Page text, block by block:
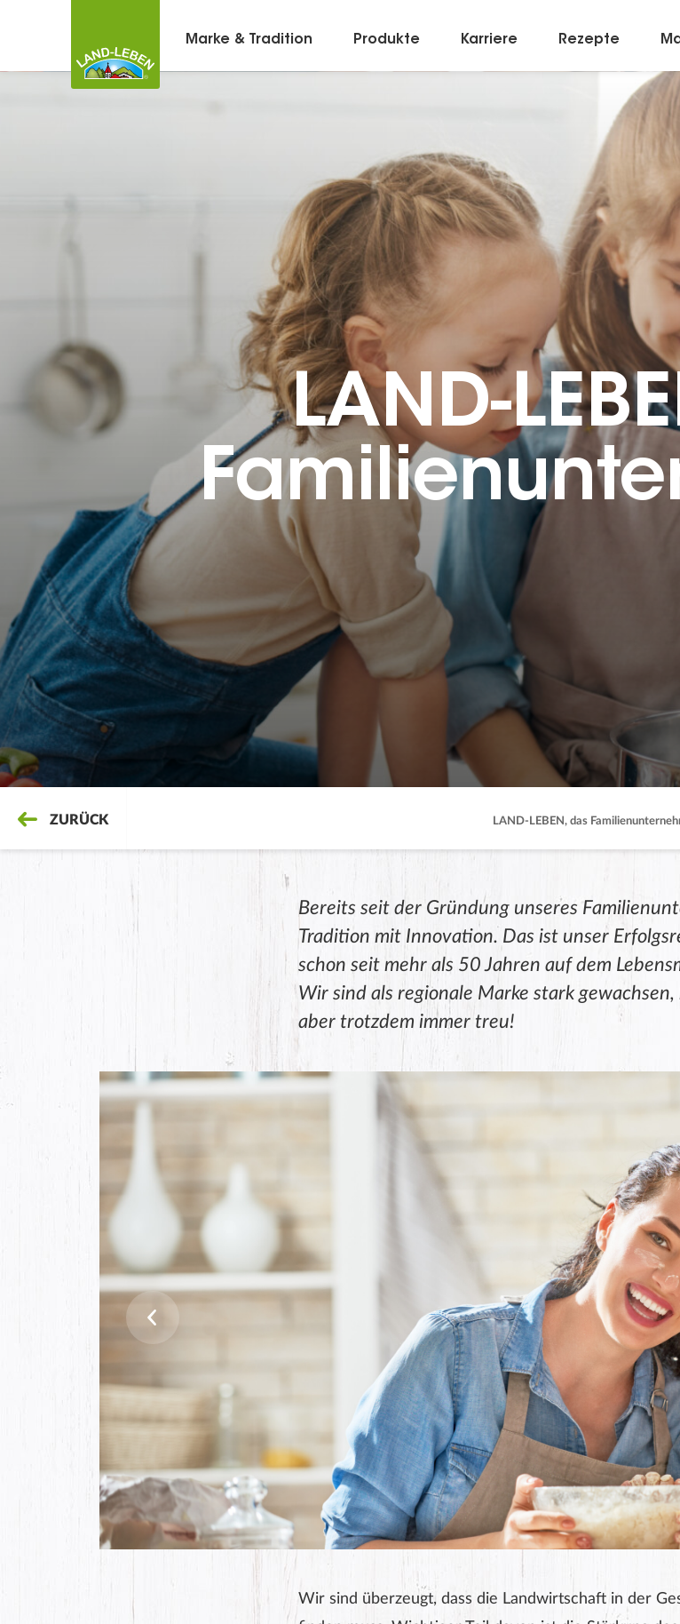
Marke & Tradition Produkte Karriere Rezepte
LAND-
ZURÜCK LAND-LEBEN, das
Bereits seit der Gründung unseres
Tradition mit Innovation. Das ist unser
schon seit mehr als 50 Jahren auf dem
Wir sind als regionale Marke stark
aber trotzdem immer treu!
Wir sind überzeugt, dass die Landwirtschaft in der